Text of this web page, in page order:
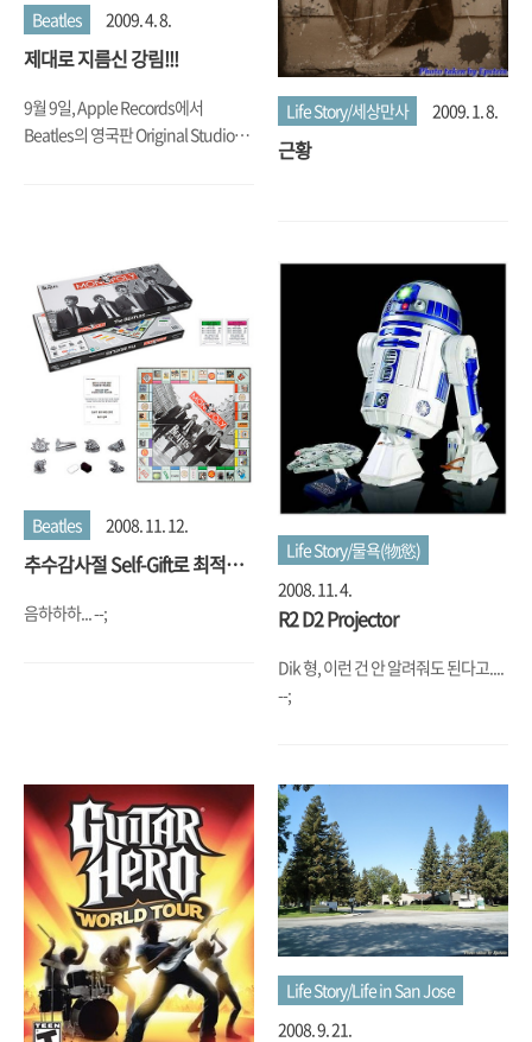
까지 갔었다. 이어서 나온 건 Leopard
사용자는 $29이면 Upgrade가 가능
하다는 Mac OS X 다음 Version인
Snow..
Beatles 2009. 4. 8.
제대로 지름신 강림!!!
9월 9일, Apple Records에서
Beatles의 영국판 Original Studio
Original 그대로를 쓴다고 한다. 그리
고 한정판에서는 Quicktime 형식으
로 Making Album Video Footage가
포함될 것이고, 이와는 별도로 기존의
Mono Sound대로 수록된 또 하나의
Box Set를 발매한다고 한다. 어이고,
이거 못해도 개당 200불 선일텐데....
Box Set 두 개면... 거기다 Rock
Band: The Beatles도 발매된다고 하
니.. 이건 Wii로 나오면 사야 하고...
Life Story/세상만사 2009. 1. 8.
근황
Beatles 2008. 11. 12.
추수감사절 Self-Gift로 최적의
음하하하... --;
Life Story/물욕(物慾)
2008. 11. 4.
R2 D2 Projector
Dik 형, 이런 건 안 알려줘도 된다고....
--;
Life Story/Life in San Jose
2008. 9. 21.